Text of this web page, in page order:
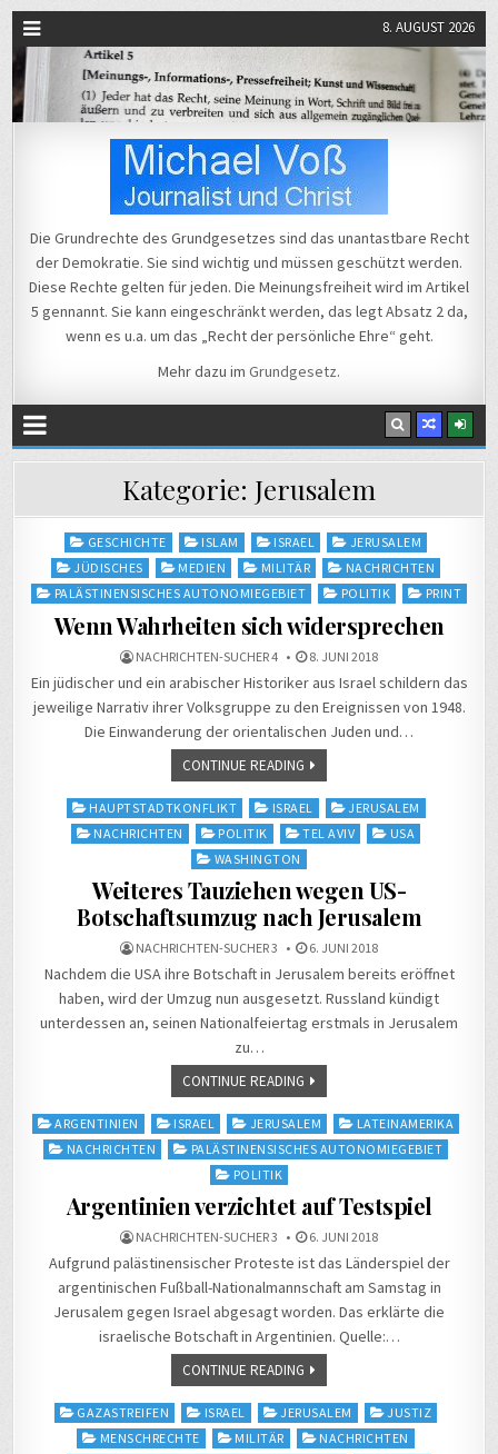
8. AUGUST 2026
Michael Voß
Die Grundrechte des Grundgesetzes sind das unantastbare Recht
der Demokratie. Sie sind wichtig und müssen geschützt werden.
Diese Rechte gelten für jeden. Die Meinungsfreiheit wird im Artikel
5 gennannt. Sie kann eingeschränkt werden, das legt Absatz 2 da,
wenn es u.a. um das „Recht der persönliche Ehre“ geht.
Mehr dazu im Grundgesetz.
Kategorie: Jerusalem
Posted
in
GESCHICHTE ISLAM ISRAEL
JERUSALEM
JÜDISCHES
MEDIEN MILITÄR
NACHRICHTEN
PALÄSTINENSISCHES AUTONOMIEGEBIET
POLITIK PRINT
Wenn Wahrheiten sich widersprechen
NACHRICHTEN-SUCHER 4 8. JUNI 2018
Ein jüdischer und ein arabischer Historiker aus Israel schildern das
jeweilige Narrativ ihrer Volksgruppe zu den Ereignissen von 1948.
Die Einwanderung der orientalischen Juden und…
CONTINUE READING
Posted
HAUPTSTADTKONFLIKT ISRAEL
JERUSALEM
NACHRICHTEN
POLITIK TEL AVIV
USA
WASHINGTON
Weiteres Tauziehen wegen US-
Botschaftsumzug nach Jerusalem
NACHRICHTEN-SUCHER 3 6. JUNI 2018
Nachdem die USA ihre Botschaft in Jerusalem bereits eröffnet
haben, wird der Umzug nun ausgesetzt. Russland kündigt
unterdessen an, seinen Nationalfeiertag erstmals in Jerusalem
zu…
CONTINUE READING
Posted
ARGENTINIEN ISRAEL JERUSALEM
LATEINAMERIKA
NACHRICHTEN
PALÄSTINENSISCHES AUTONOMIEGEBIET
POLITIK
Argentinien verzichtet auf Testspiel
NACHRICHTEN-SUCHER 3 6. JUNI 2018
Aufgrund palästinensischer Proteste ist das Länderspiel der
argentinischen Fußball-Nationalmannschaft am Samstag in
Jerusalem gegen Israel abgesagt worden. Das erklärte die
israelische Botschaft in Argentinien. Quelle:…
CONTINUE READING
Posted
GAZASTREIFEN ISRAEL JERUSALEM
JUSTIZ
MENSCHRECHTE
MILITÄR
NACHRICHTEN